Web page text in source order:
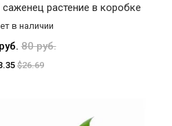
растение в коробке
в наличии
80 руб.
$26.69